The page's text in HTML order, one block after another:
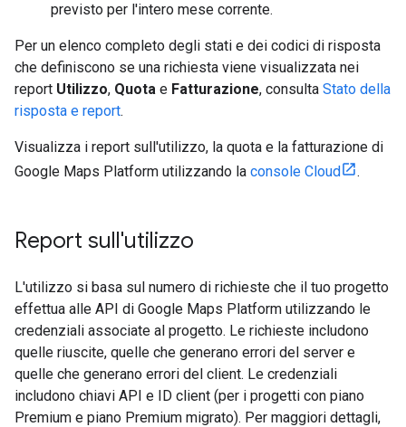
previsto per l'intero mese corrente.
Per un elenco completo degli stati e dei codici di risposta
che definiscono se una richiesta viene visualizzata nei
report Utilizzo, Quota e Fatturazione, consulta Stato della
risposta e report.
Visualizza i report sull'utilizzo, la quota e la fatturazione di
Google Maps Platform utilizzando la console Cloud .
Report sull'utilizzo
L'utilizzo si basa sul numero di richieste che il tuo progetto
effettua alle API di Google Maps Platform utilizzando le
credenziali associate al progetto. Le richieste includono
quelle riuscite, quelle che generano errori del server e
quelle che generano errori del client. Le credenziali
includono chiavi API e ID client (per i progetti con piano
Premium e piano Premium migrato). Per maggiori dettagli,